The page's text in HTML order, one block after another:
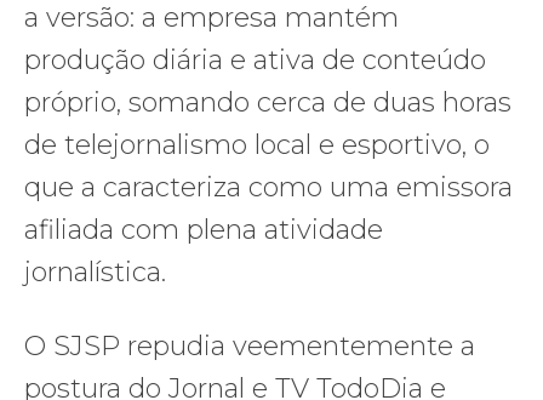
a versão: a empresa mantém
produção diária e ativa de conteúdo
próprio, somando cerca de duas horas
de telejornalismo local e esportivo, o
que a caracteriza como uma emissora
afiliada com plena atividade
jornalística.
O SJSP repudia veementemente a
postura do Jornal e TV TodoDia e